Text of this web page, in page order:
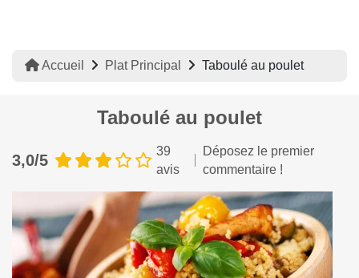
Accueil Plat Principal Taboulé au poulet
Taboulé au poulet
3,0/5
39
avis
Déposez le premier
commentaire !